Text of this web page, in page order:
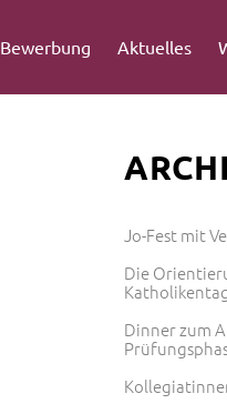
Bewerbung Aktuelles
Jo-Fest mit
Die
Dinner zum